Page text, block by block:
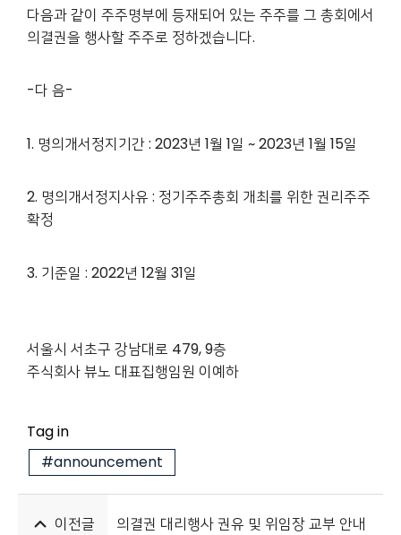
다음과 같이 주주명부에 등재되어 있는 주주를 그 총회에서
의결권을 행사할 주주로 정하겠습니다.
-다 음-
1. 명의개서정지기간 : 2023년 1월 1일 ~ 2023년 1월 15일
2. 명의개서정지사유 : 정기주주총회 개최를 위한 권리주주
확정
3. 기준일 : 2022년 12월 31일
서울시 서초구 강남대로 479, 9층
주식회사 뷰노 대표집행임원 이예하
Tag in
#announcement
이전글 의결권 대리행사 권유 및 위임장 교부 안내